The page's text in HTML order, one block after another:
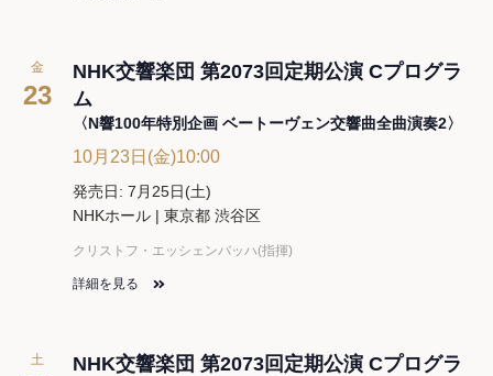
金
23
NHK交響楽団 第2073回定期公演 Cプログラ
ム
〈N響100年特別企画 ベートーヴェン交響曲全曲演奏2〉
10月23日(金)10:00
発売日: 7月25日(土)
NHKホール | 東京都 渋谷区
クリストフ・エッシェンバッハ(指揮)
詳細を見る
土
NHK交響楽団 第2073回定期公演 Cプログラ